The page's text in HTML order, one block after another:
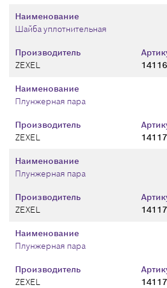
Производитель
ZEXEL
Наименование
Шайба уплотнительная
Производитель
ZEXEL
Наименование
Плунжерная пара
Производитель
ZEXEL
Наименование
Плунжерная пара
Производитель
ZEXEL
Наименование
Плунжерная пара